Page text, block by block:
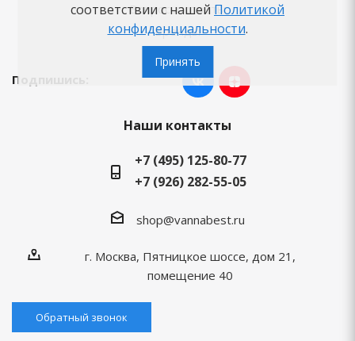
Вопросы-ответы
Бренды
Подпишись:
Наши контакты
+7 (495) 125-80-77
+7 (926) 282-55-05
shop@vannabest.ru
г. Москва, Пятницкое шоссе, дом 21,
помещение 40
Обратный звонок
соответствии с нашей Политикой
конфиденциальности.
Принять